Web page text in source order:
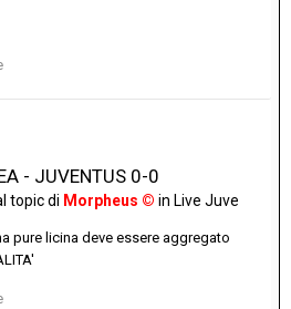
- JUVENTUS 0-0
topic di Morpheus © in Live Juve
pure licina deve essere aggregato